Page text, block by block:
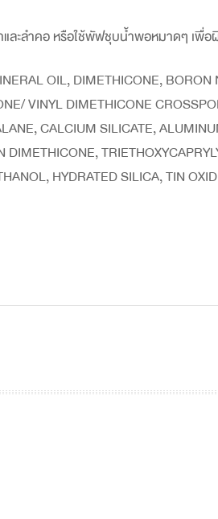
และลำคอ หรือใช้พัฟชุบน้ำพอหมาดๆ เพื่อ
OIL, DIMETHICONE,
VINYL DIMETHICONE
CALCIUM SILICATE,
HYDRATED SILICA, TIN